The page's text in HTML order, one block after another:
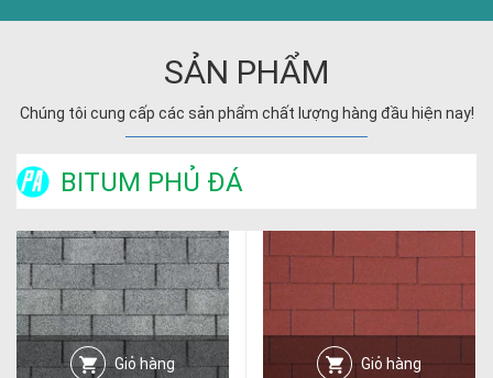
SẢN PHẨM
Chúng tôi cung cấp các sản phẩm chất lượng hàng đầu hiện nay!
BITUM PHỦ ĐÁ
Giỏ hàng Giỏ hàng